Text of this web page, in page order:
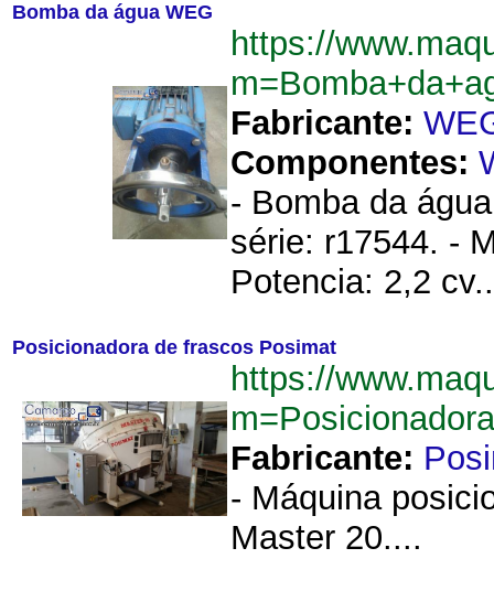
Bomba da água WEG
https://
Fabricante:
Componentes:
- Bomba da
série: r17544. -
Potencia: 2,2
Posicionadora de frascos Posimat
https://
Fabricante:
- Máquina
Master 20....